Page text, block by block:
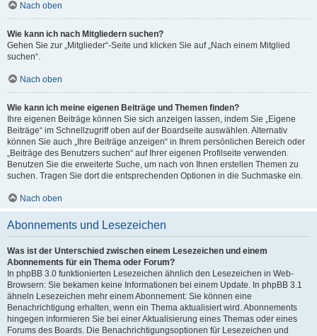
Nach oben
Wie kann ich nach Mitgliedern suchen?
Gehen Sie zur „Mitglieder“-Seite und klicken Sie auf „Nach einem Mitglied
suchen“.
Nach oben
Wie kann ich meine eigenen Beiträge und Themen finden?
Ihre eigenen Beiträge können Sie sich anzeigen lassen, indem Sie „Eigene
Beiträge“ im Schnellzugriff oben auf der Boardseite auswählen. Alternativ
können Sie auch „Ihre Beiträge anzeigen“ in Ihrem persönlichen Bereich oder
„Beiträge des Benutzers suchen“ auf Ihrer eigenen Profilseite verwenden.
Benutzen Sie die erweiterte Suche, um nach von Ihnen erstellen Themen zu
suchen. Tragen Sie dort die entsprechenden Optionen in die Suchmaske ein.
Nach oben
Abonnements und Lesezeichen
Was ist der Unterschied zwischen einem Lesezeichen und einem
Abonnements für ein Thema oder Forum?
In phpBB 3.0 funktionierten Lesezeichen ähnlich den Lesezeichen in Web-
Browsern: Sie bekamen keine Informationen bei einem Update. In phpBB 3.1
ähneln Lesezeichen mehr einem Abonnement: Sie können eine
Benachrichtigung erhalten, wenn ein Thema aktualisiert wird. Abonnements
hingegen informieren Sie bei einer Aktualisierung eines Themas oder eines
Forums des Boards. Die Benachrichtigungsoptionen für Lesezeichen und